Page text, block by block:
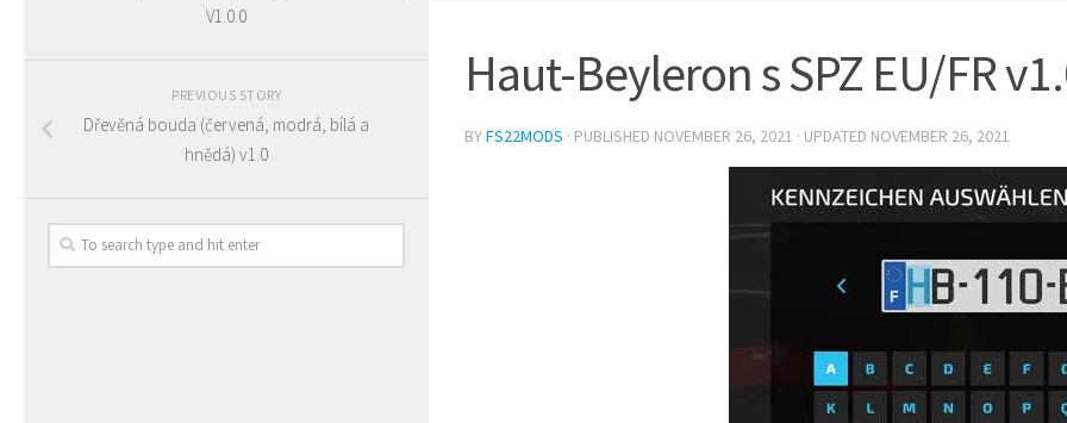
Haut-Beyleron s SPZ EU/FR
BYFS22MODS · PUBLISHED NOVEMBER 26, 2021 · UPDATED NOVEMBER 26, 2021
V1.0.0
PREVIOUS STORY
Dřevěná bouda (červená, modrá, bílá a
hnědá) v1.0